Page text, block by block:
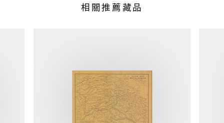
相關推薦藏品